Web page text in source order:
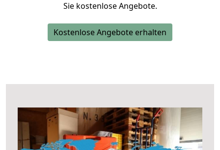
Sie kostenlose Angebote.
Kostenlose Angebote erhalten